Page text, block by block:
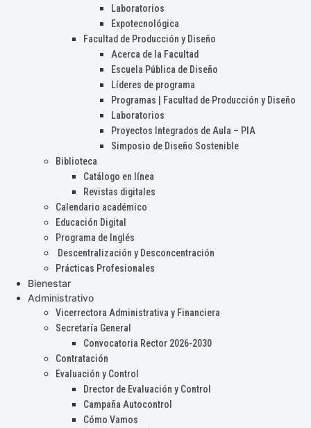
Laboratorios
Expotecnológica
Facultad de Producción y Diseño
Acerca de la Facultad
Escuela Pública de Diseño
Líderes de programa
Programas | Facultad de Producción y Diseño
Laboratorios
Proyectos Integrados de Aula – PIA
Simposio de Diseño Sostenible
Biblioteca
Catálogo en línea
Revistas digitales
Calendario académico
Educación Digital
Programa de Inglés
Descentralización y Desconcentración
Prácticas Profesionales
Bienestar
Administrativo
Vicerrectora Administrativa y Financiera
Secretaría General
Convocatoria Rector 2026-2030
Contratación
Evaluación y Control
Drector de Evaluación y Control
Campaña Autocontrol
Cómo Vamos